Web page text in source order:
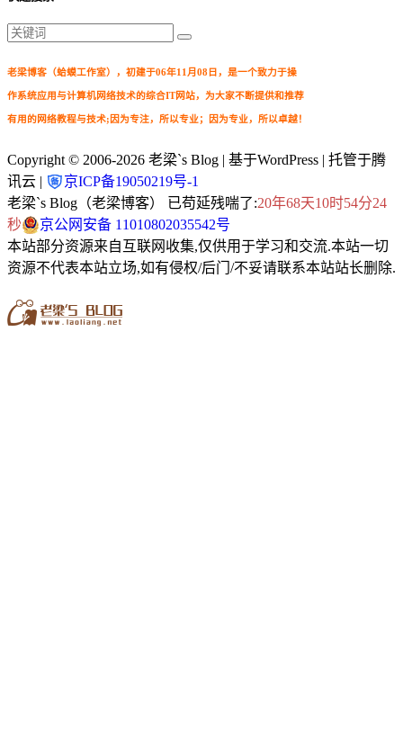
老梁博客（蛤蟆工作室），初建于06年11月08日，是一个致力于操
作系统应用与计算机网络技术的综合IT网站，为大家不断提供和推荐
有用的网络教程与技术;因为专注，所以专业；因为专业，所以卓越！
Copyright © 2006-2026 老梁`s Blog | 基于WordPress | 托管于腾
讯云 |
京ICP备19050219号-1
老梁`s Blog（老梁博客） 已苟延残喘了:20年68天10时54分25
秒
京公网安备 11010802035542号
本站部分资源来自互联网收集,仅供用于学习和交流.本站一切
资源不代表本站立场,如有侵权/后门/不妥请联系本站站长删除.